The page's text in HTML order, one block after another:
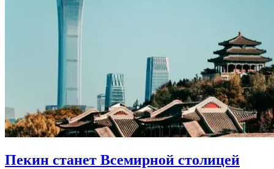
Пекин станет Всемирной столицей